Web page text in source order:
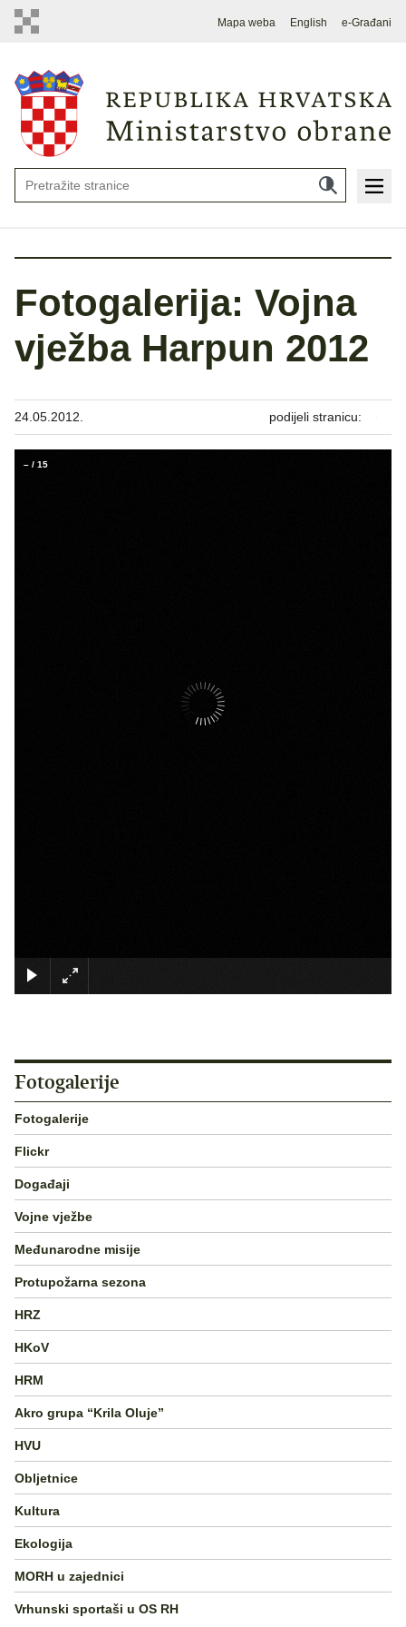
Mapa weba English e-Građani
Fotogalerija: Vojna
vježba Harpun 2012
24.05.2012. podijeli stranicu:
– / 15
Fotogalerije
Fotogalerije
Flickr
Događaji
Vojne vježbe
Međunarodne misije
Protupožarna sezona
HRZ
HKoV
HRM
Akro grupa “Krila Oluje”
HVU
Obljetnice
Kultura
Ekologija
MORH u zajednici
Vrhunski sportaši u OS RH